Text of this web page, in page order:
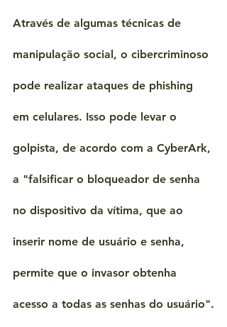
Através de algumas técnicas de
manipulação social, o cibercriminoso
pode realizar ataques de phishing
em celulares. Isso pode levar o
golpista, de acordo com a CyberArk,
a "falsificar o bloqueador de senha
no dispositivo da vítima, que ao
inserir nome de usuário e senha,
permite que o invasor obtenha
acesso a todas as senhas do usuário".